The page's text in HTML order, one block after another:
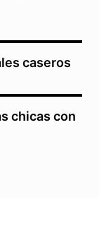
caseros
chicas con